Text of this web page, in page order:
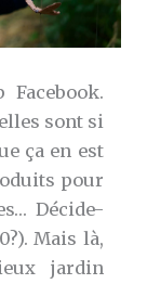
sont si
ça en est
pour
Décide-
Mais là,
jardin